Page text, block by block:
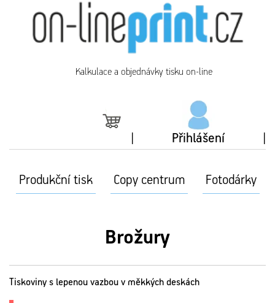
Kalkulace a objednávky tisku on-line
Přihlášení
Produkční tisk Copy centrum Fotodárky
Brožury
Tiskoviny s lepenou vazbou v měkkých deskách